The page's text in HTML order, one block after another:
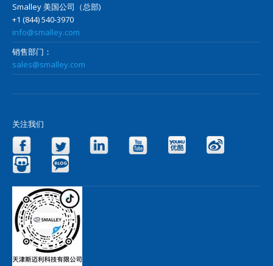
Smalley 美国公司（总部)
+1 (844) 540-3970
info@smalley.com
销售部门：
sales@smalley.com
关注我们
Facebook Twitter LinkedIn YouTube